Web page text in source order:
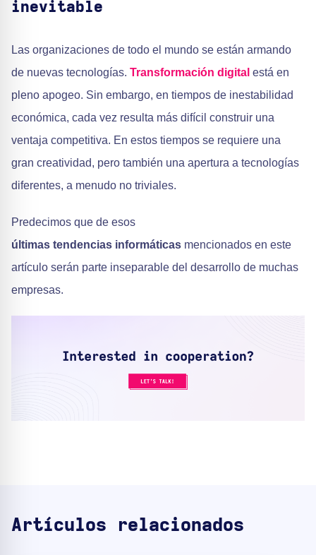
inevitable
Las organizaciones de todo el mundo se están armando
de nuevas tecnologías. Transformación digital está en
pleno apogeo. Sin embargo, en tiempos de inestabilidad
económica, cada vez resulta más difícil construir una
ventaja competitiva. En estos tiempos se requiere una
gran creatividad, pero también una apertura a tecnologías
diferentes, a menudo no triviales.
Predecimos que de esos
últimas tendencias informáticas mencionados en este
artículo serán parte inseparable del desarrollo de muchas
empresas.
Artículos relacionados